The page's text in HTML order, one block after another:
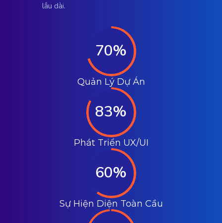
lâu dài.
70%
Quản Lý Dự Án
83%
Phát Triển UX/UI
60%
Sự Hiện Diện Toàn Cầu